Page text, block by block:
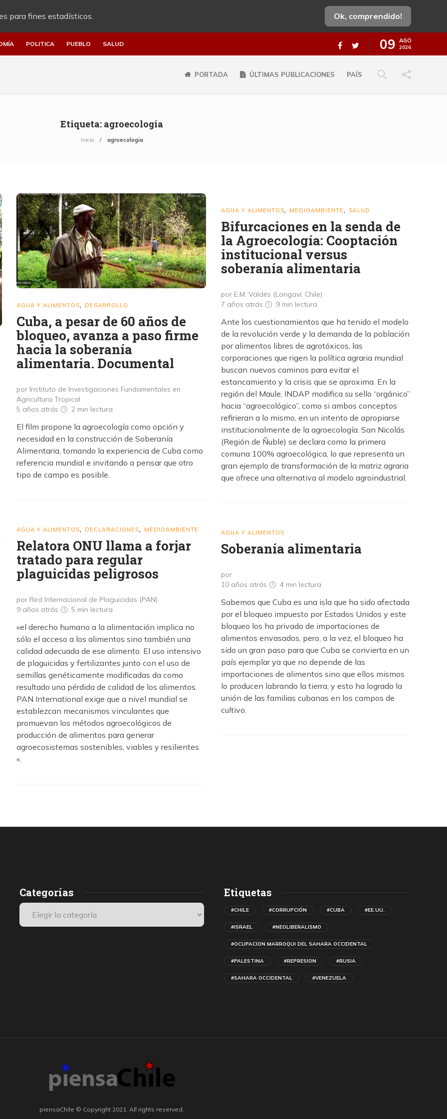
para fines estadísticos. Ok, comprendido!
POLITICA PUEBLO SALUD 09 AGO
2026
PORTADA ÚLTIMAS PUBLICACIONES PAÍS
Etiqueta: agroecologia
Inicio agroecologia
AGUA Y ALIMENTOS DESARROLLO
Cuba, a pesar de 60 años de
bloqueo, avanza a paso firme
hacia la soberanía
alimentaria. Documental
por Instituto de Investigaciones Fundamentales en
Agricultura Tropical
5 años atrás
2 min lectura
El film propone la agroecología como opción y
necesidad en la construcción de Soberanía
Alimentaria, tomando la experiencia de Cuba como
referencia mundial e invitando a pensar que otro
tipo de campo es posible.
AGUA Y ALIMENTOS MEDIOAMBIENTE SALUD
Bifurcaciones en la senda de
la Agroecología: Cooptación
institucional versus
soberanía alimentaria
por E.M. Valdés (Longaví, Chile)
7 años atrás
9 min lectura
Ante los cuestionamientos que ha tenido el modelo
de la revolución verde y la demanda de la población
por alimentos libres de agrotóxicos, las
corporaciones que rigen la política agraria mundial
buscan nuevos caminos para evitar el
estancamiento y la crisis que se aproxima. En la
región del Maule, INDAP modifica su sello “orgánico”
hacia “agroecológico”, como si ambos conceptos
refirieran a lo mismo, en un intento de apropiarse
institucionalmente de la agroecología. San Nicolás
(Región de Ñuble) se declara como la primera
comuna 100% agroecológica, lo que representa un
gran ejemplo de transformación de la matriz agraria
que ofrece una alternativa al modelo agroindustrial.
AGUA Y ALIMENTOS DECLARACIONES MEDIOAMBIENTE
Relatora ONU llama a forjar
tratado para regular
plaguicidas peligrosos
por Red Internacional de Plaguicidas (PAN)
9 años atrás
5 min lectura
«el derecho humano a la alimentación implica no
sólo el acceso a los alimentos sino también una
calidad adecuada de ese alimento. El uso intensivo
de plaguicidas y fertilizantes junto con el uso de
semillas genéticamente modificadas da como
resultado una pérdida de calidad de los alimentos.
PAN International exige que a nivel mundial se
establezcan mecanismos vinculantes que
promuevan los métodos agroecológicos de
producción de alimentos para generar
agroecosistemas sostenibles, viables y resilientes
«.
AGUA Y ALIMENTOS
Soberanía alimentaria
por
10 años atrás
4 min lectura
Sabemos que Cuba es una isla que ha sido afectada
por el bloqueo impuesto por Estados Unidos y este
bloqueo los ha privado de importaciones de
alimentos envasados, pero, a la vez, el bloqueo ha
sido un gran paso para que Cuba se convierta en un
país ejemplar ya que no depende de las
importaciones de alimentos sino que ellos mismos
lo producen labrando la tierra, y esto ha logrado la
unión de las familias cubanas en los campos de
cultivo.
Categorías Etiquetas
#CHILE #CORRUPCIÓN #CUBA #EE.UU.
#ISRAEL #NEOLIBERALISMO
#OCUPACION MARROQUI DEL SAHARA OCCIDENTAL
#PALESTINA #REPRESION #RUSIA
#SAHARA OCCIDENTAL #VENEZUELA
piensaChile © Copyright 2021. All rights reserved.